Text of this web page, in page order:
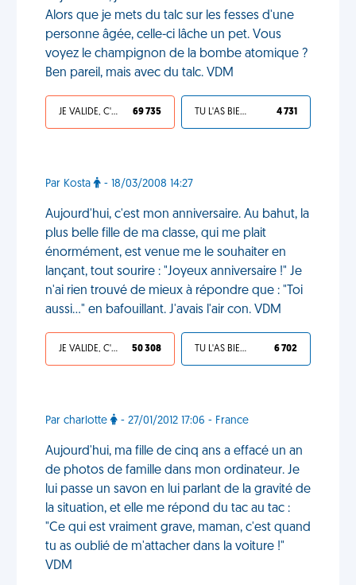
Alors que je mets du talc sur les fesses d'une
personne âgée, celle-ci lâche un pet. Vous
voyez le champignon de la bombe atomique ?
Ben pareil, mais avec du talc. VDM
JE VALIDE, C'EST UNE VDM 69 735 TU L'AS BIEN MÉRITÉ 4 731
Par Kosta - 18/03/2008 14:27
Aujourd'hui, c'est mon anniversaire. Au bahut, la
plus belle fille de ma classe, qui me plait
énormément, est venue me le souhaiter en
lançant, tout sourire : "Joyeux anniversaire !" Je
n'ai rien trouvé de mieux à répondre que : "Toi
aussi..." en bafouillant. J'avais l'air con. VDM
JE VALIDE, C'EST UNE VDM 50 308 TU L'AS BIEN MÉRITÉ 6 702
Par charlotte - 27/01/2012 17:06 - France
Aujourd'hui, ma fille de cinq ans a effacé un an
de photos de famille dans mon ordinateur. Je
lui passe un savon en lui parlant de la gravité de
la situation, et elle me répond du tac au tac :
"Ce qui est vraiment grave, maman, c'est quand
tu as oublié de m'attacher dans la voiture !"
VDM